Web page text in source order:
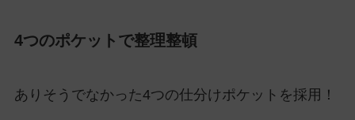
4つのポケットで整理整頓
ありそうでなかった4つの仕分けポケットを採用！